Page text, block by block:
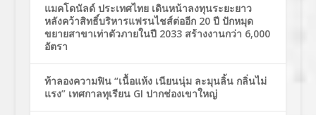
แมคโดนัลด์ ประเทศไทย เดินหน้าลงทุนระยะยาว
หลังคว้าสิทธิ์บริหารแฟรนไชส์ต่ออีก 20 ปี ปักหมุด
ขยายสาขาเท่าตัวภายในปี 2033 สร้างงานกว่า 6,000
อัตรา
ท้าลองความฟิน “เนื้อแห้ง เนียนนุ่ม ละมุนลิ้น กลิ่นไม่
แรง” เทศกาลทุเรียน GI ปากช่องเขาใหญ่